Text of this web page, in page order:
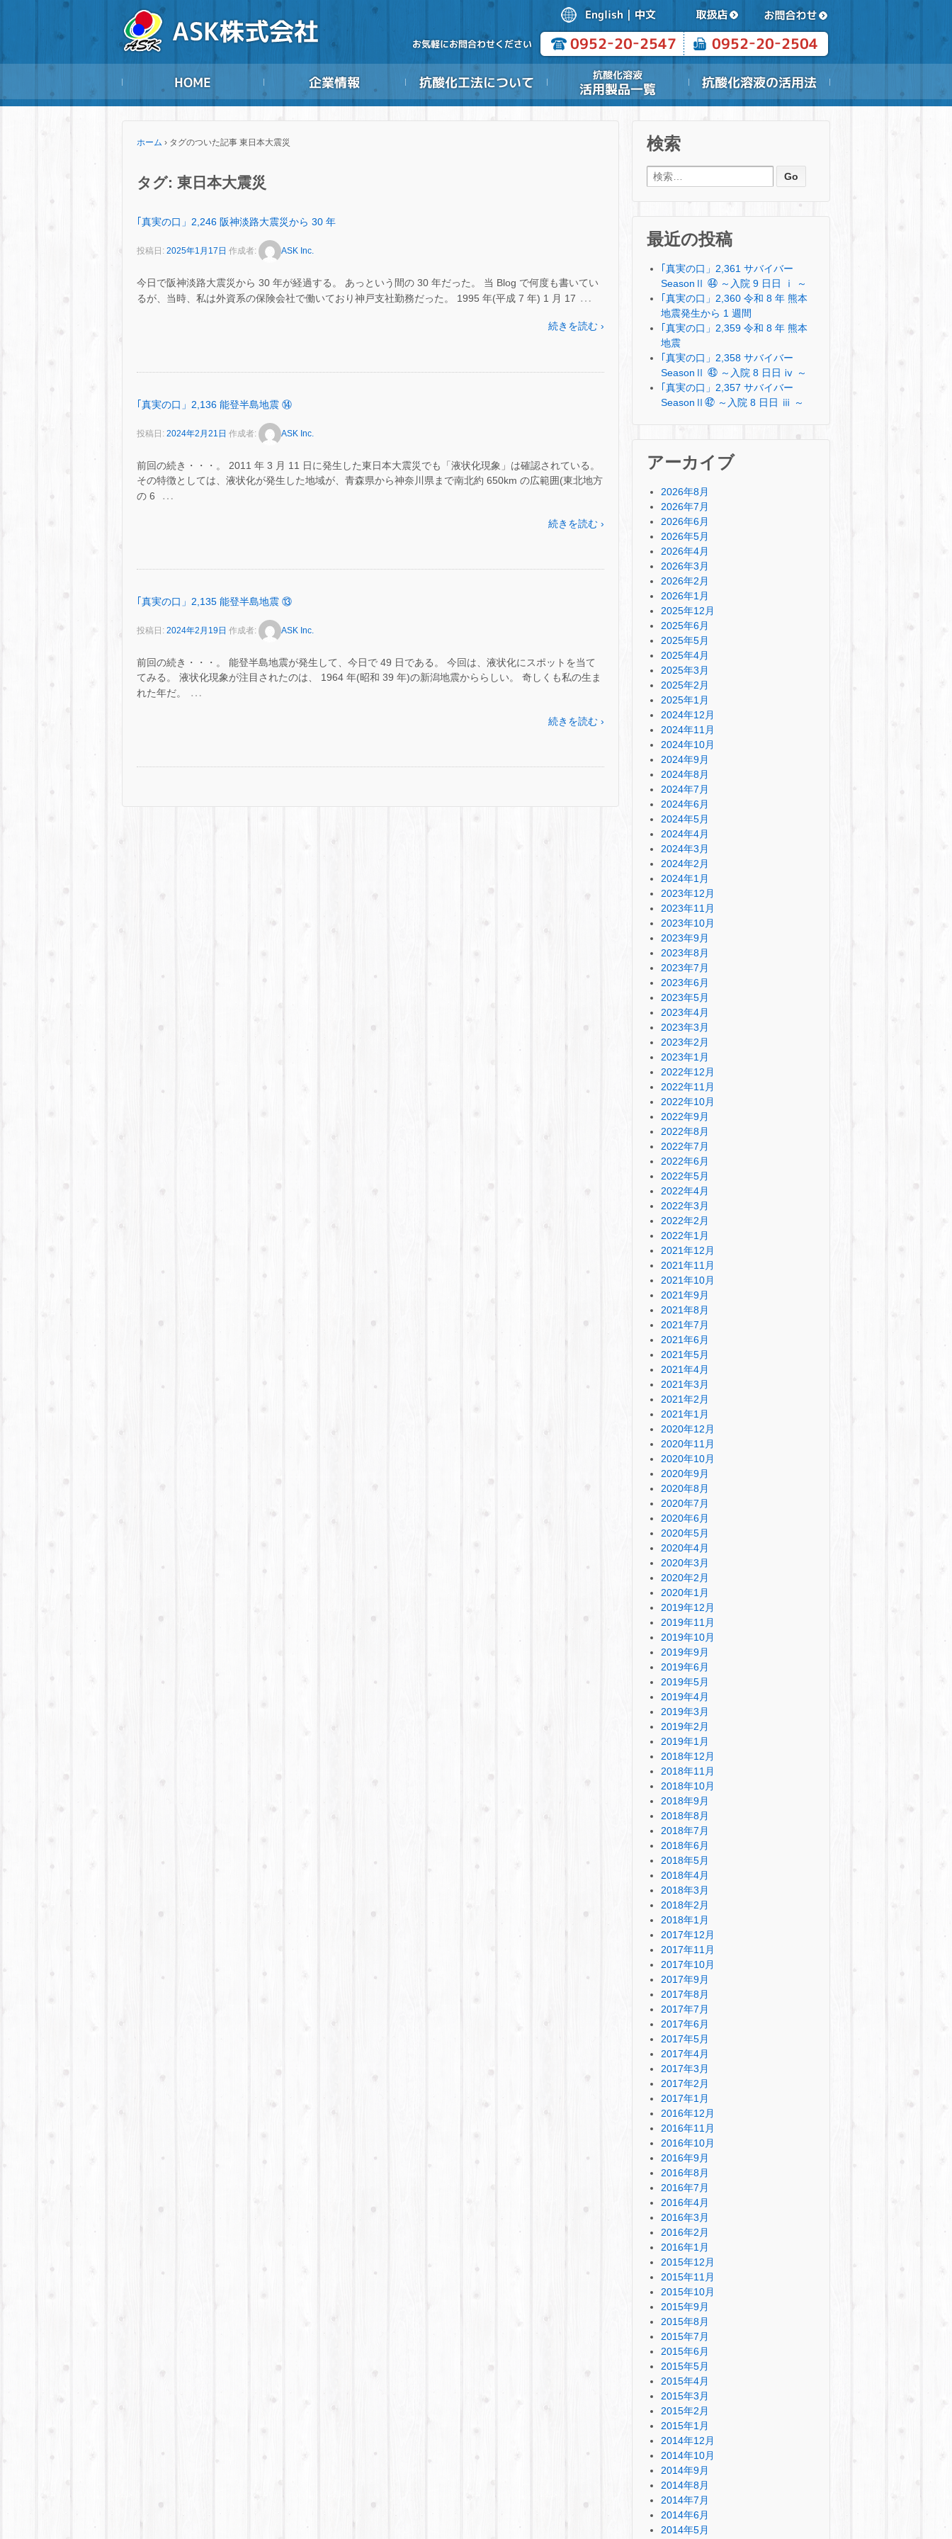
ホーム › タグのついた記事 東日本大震災
タグ: 東日本大震災
｢真実の口」2,246 阪神淡路大震災から 30 年
投稿日: 2025年1月17日 作成者: ASK Inc.
今日で阪神淡路大震災から 30 年が経過する。 あっという間の 30 年だった。 当 Blog で何度も書いてい
るが、当時、私は外資系の保険会社で働いており神戸支社勤務だった。 1995 年(平成 7 年) 1 月 17 …
続きを読む ›
｢真実の口」2,136 能登半島地震 ⑭
投稿日: 2024年2月21日 作成者: ASK Inc.
前回の続き・・・。 2011 年 3 月 11 日に発生した東日本大震災でも「液状化現象」は確認されている。
その特徴としては、液状化が発生した地域が、青森県から神奈川県まで南北約 650km の広範囲(東北地方
の 6
…
続きを読む ›
｢真実の口」2,135 能登半島地震 ⑬
投稿日: 2024年2月19日 作成者: ASK Inc.
前回の続き・・・。 能登半島地震が発生して、今日で 49 日である。 今回は、液状化にスポットを当て
てみる。 液状化現象が注目されたのは、 1964 年(昭和 39 年)の新潟地震かららしい。 奇しくも私の生ま
れた年だ。
…
続きを読む ›
検索
検索:
最近の投稿
｢真実の口」2,361 サバイバー
SeasonⅡ ㊹ ～入院 9 日日 ⅰ ～
｢真実の口」2,360 令和 8 年 熊本
地震発生から 1 週間
｢真実の口」2,359 令和 8 年 熊本
地震
｢真実の口」2,358 サバイバー
SeasonⅡ ㊸ ～入院 8 日日 ⅳ ～
｢真実の口」2,357 サバイバー
SeasonⅡ㊷ ～入院 8 日日 ⅲ ～
アーカイブ
2026年8月
2026年7月
2026年6月
2026年5月
2026年4月
2026年3月
2026年2月
2026年1月
2025年12月
2025年6月
2025年5月
2025年4月
2025年3月
2025年2月
2025年1月
2024年12月
2024年11月
2024年10月
2024年9月
2024年8月
2024年7月
2024年6月
2024年5月
2024年4月
2024年3月
2024年2月
2024年1月
2023年12月
2023年11月
2023年10月
2023年9月
2023年8月
2023年7月
2023年6月
2023年5月
2023年4月
2023年3月
2023年2月
2023年1月
2022年12月
2022年11月
2022年10月
2022年9月
2022年8月
2022年7月
2022年6月
2022年5月
2022年4月
2022年3月
2022年2月
2022年1月
2021年12月
2021年11月
2021年10月
2021年9月
2021年8月
2021年7月
2021年6月
2021年5月
2021年4月
2021年3月
2021年2月
2021年1月
2020年12月
2020年11月
2020年10月
2020年9月
2020年8月
2020年7月
2020年6月
2020年5月
2020年4月
2020年3月
2020年2月
2020年1月
2019年12月
2019年11月
2019年10月
2019年9月
2019年6月
2019年5月
2019年4月
2019年3月
2019年2月
2019年1月
2018年12月
2018年11月
2018年10月
2018年9月
2018年8月
2018年7月
2018年6月
2018年5月
2018年4月
2018年3月
2018年2月
2018年1月
2017年12月
2017年11月
2017年10月
2017年9月
2017年8月
2017年7月
2017年6月
2017年5月
2017年4月
2017年3月
2017年2月
2017年1月
2016年12月
2016年11月
2016年10月
2016年9月
2016年8月
2016年7月
2016年4月
2016年3月
2016年2月
2016年1月
2015年12月
2015年11月
2015年10月
2015年9月
2015年8月
2015年7月
2015年6月
2015年5月
2015年4月
2015年3月
2015年2月
2015年1月
2014年12月
2014年10月
2014年9月
2014年8月
2014年7月
2014年6月
2014年5月